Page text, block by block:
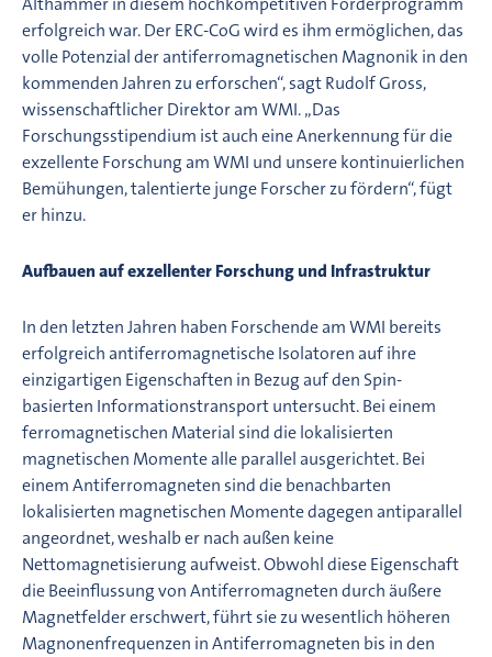
erfolgreich war. Der ERC-CoG wird es ihm ermöglichen, das
volle Potenzial der antiferromagnetischen Magnonik in den
kommenden Jahren zu erforschen“, sagt Rudolf Gross,
wissenschaftlicher Direktor am WMI. „Das
Forschungsstipendium ist auch eine Anerkennung für die
exzellente Forschung am WMI und unsere kontinuierlichen
Bemühungen, talentierte junge Forscher zu fördern“, fügt
er hinzu.
Aufbauen auf exzellenter Forschung und Infrastruktur
In den letzten Jahren haben Forschende am WMI bereits
erfolgreich antiferromagnetische Isolatoren auf ihre
einzigartigen Eigenschaften in Bezug auf den Spin-
basierten Informationstransport untersucht. Bei einem
ferromagnetischen Material sind die lokalisierten
magnetischen Momente alle parallel ausgerichtet. Bei
einem Antiferromagneten sind die benachbarten
lokalisierten magnetischen Momente dagegen antiparallel
angeordnet, weshalb er nach außen keine
Nettomagnetisierung aufweist. Obwohl diese Eigenschaft
die Beeinflussung von Antiferromagneten durch äußere
Magnetfelder erschwert, führt sie zu wesentlich höheren
Magnonenfrequenzen in Antiferromagneten bis in den